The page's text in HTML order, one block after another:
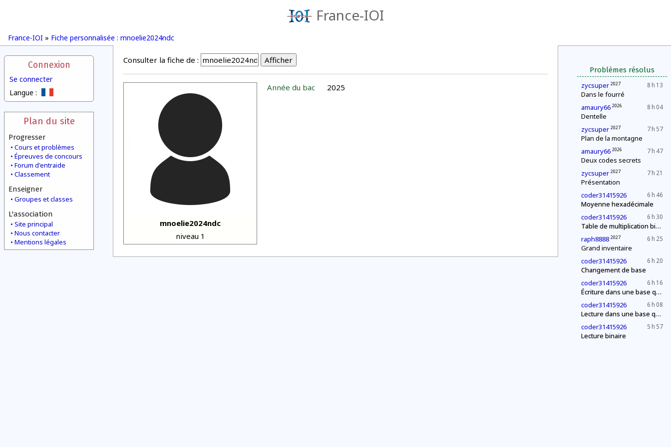
France-IOI
France-IOI » Fiche personnalisée : mnoelie2024ndc
Connexion
Se connecter
Langue :
Plan du site
Progresser
Cours et problèmes
Épreuves de concours
Forum d'entraide
Classement
Enseigner
Groupes et classes
L'association
Site principal
Nous contacter
Mentions légales
Problèmes résolus
8 h 13
zycsuper 2027
Dans le fourré
8 h 04
amaury66 2026
Dentelle
7 h 57
zycsuper 2027
Plan de la montagne
7 h 47
amaury66 2026
Deux codes secrets
7 h 21
zycsuper 2027
Présentation
6 h 46
coder31415926
Moyenne hexadécimale
6 h 30
coder31415926
Table de multiplication binaire
6 h 25
raph8888 2027
Grand inventaire
6 h 20
coder31415926
Changement de base
6 h 16
coder31415926
Écriture dans une base quelconque
6 h 08
coder31415926
Lecture dans une base quelconque
5 h 57
coder31415926
Lecture binaire
Consulter la fiche de :
mnoelie2024ndc
niveau 1
Année du bac 2025